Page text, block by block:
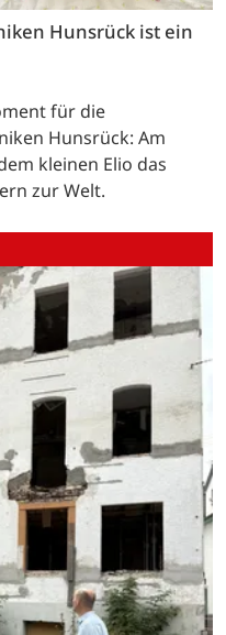
Hunsrück ist ein
für die
Hunsrück: Am
kleinen Elio das
zur Welt.